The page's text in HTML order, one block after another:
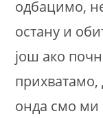
одбацимо,
остану и
још ако
онда смо ми